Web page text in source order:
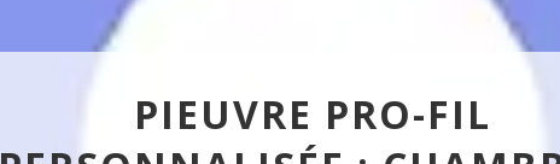
PIEUVRE PRO-FIL